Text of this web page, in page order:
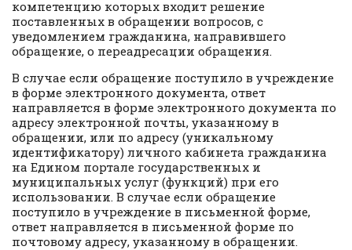
компетенцию которых входит решение
поставленных в обращении вопросов, с
уведомлением гражданина, направившего
обращение, о переадресации обращения.
В случае если обращение поступило в учреждение
в форме электронного документа, ответ
направляется в форме электронного документа по
адресу электронной почты, указанному в
обращении, или по адресу (уникальному
идентификатору) личного кабинета гражданина
на Едином портале государственных и
муниципальных услуг (функций) при его
использовании. В случае если обращение
поступило в учреждение в письменной форме,
ответ направляется в письменной форме по
почтовому адресу, указанному в обращении.